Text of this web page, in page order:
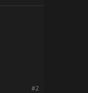
#2